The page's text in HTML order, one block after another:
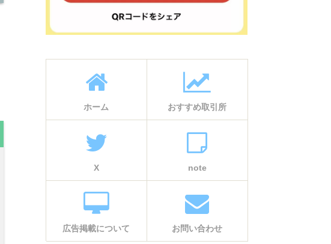
ホーム おすすめ取引所
X note
広告掲載について お問い合わせ